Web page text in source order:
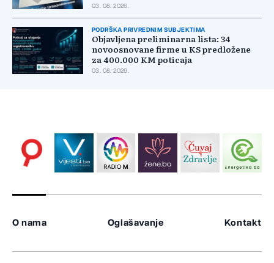
03. 08. 2026.
PODRŠKA PRIVREDNIM SUBJEKTIMA
Objavljena preliminarna lista: 34
novoosnovane firme u KS predložene
za 400.000 KM poticaja
03. 08. 2026.
O nama Oglašavanje Kontakt